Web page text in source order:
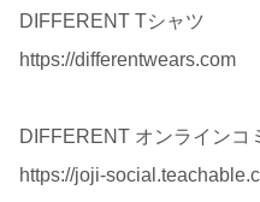
DIFFERENT Tシャツ
https://differentwears.com
DIFFERENT オンラインコ
https://joji-